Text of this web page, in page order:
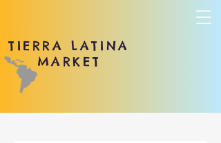
TIERRA LATINA
MARKET